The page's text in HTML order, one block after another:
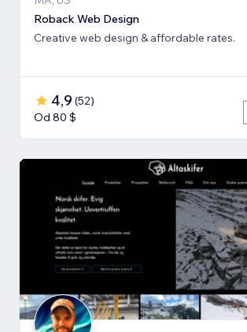
Roback Web Design
Creative web design & affordable rates.
4,9 (52)
Od 80 $